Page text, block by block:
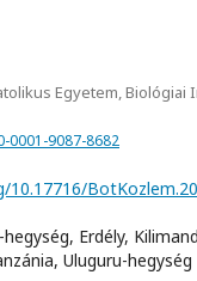
Egyetem, Biológiai
9087-8682
hegység, Erdély,
Uluguru-hegység